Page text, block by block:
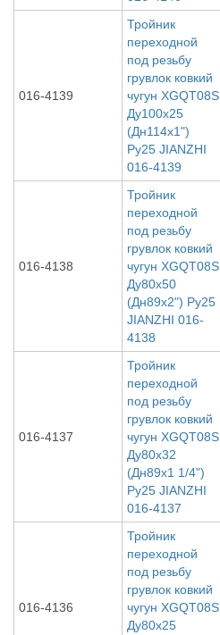
016-4139
Тройник
переходной
под резьбу
грувлок ковкий
чугун XGQT08S
Ду100х25
(Дн114х1")
Ру25 JIANZHI
016-4139
016-4138
Тройник
переходной
под резьбу
грувлок ковкий
чугун XGQT08S
Ду80х50
(Дн89х2") Ру25
JIANZHI 016-
4138
016-4137
Тройник
переходной
под резьбу
грувлок ковкий
чугун XGQT08S
Ду80х32
(Дн89х1 1/4")
Ру25 JIANZHI
016-4137
016-4136
Тройник
переходной
под резьбу
грувлок ковкий
чугун XGQT08S
Ду80х25